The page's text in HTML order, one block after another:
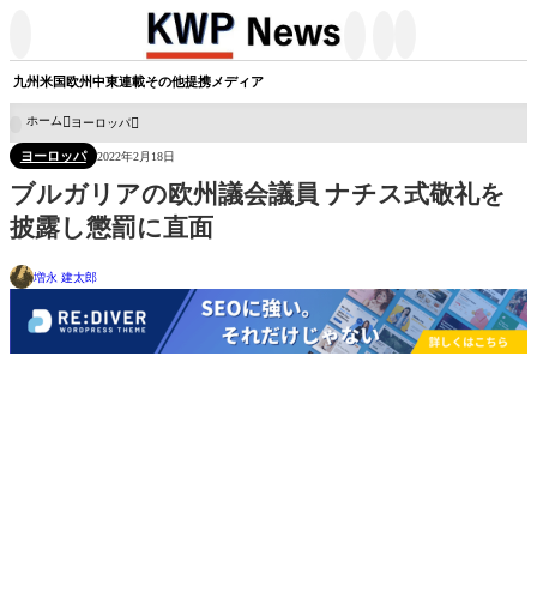
九州米国欧州中東連載その他提携メディア
ホーム ヨーロッパ
ヨーロッパ 2022年2月18日
ブルガリアの欧州議会議員 ナチス式敬礼を
披露し懲罰に直面
増永 建太郎